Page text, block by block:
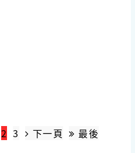
2 3 下一頁 最後